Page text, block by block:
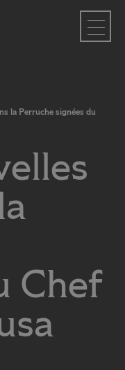
la Perruche signées du
Chef